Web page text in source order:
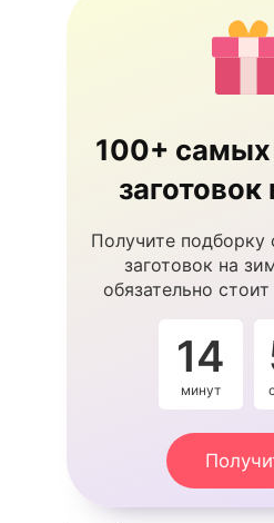
100+
заготовок
Получите подборку
заготовок на
обязательно
14
минут